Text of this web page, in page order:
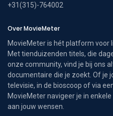
+31(315)-764002
Over MovieMeter
MovieMeter is hét platform voor
Met tienduizenden titels, die
onze community, vind je bij ons
documentaire die je zoekt. Of je
televisie, in de bioscoop of via
MovieMeter navigeer je in
aan jouw wensen.